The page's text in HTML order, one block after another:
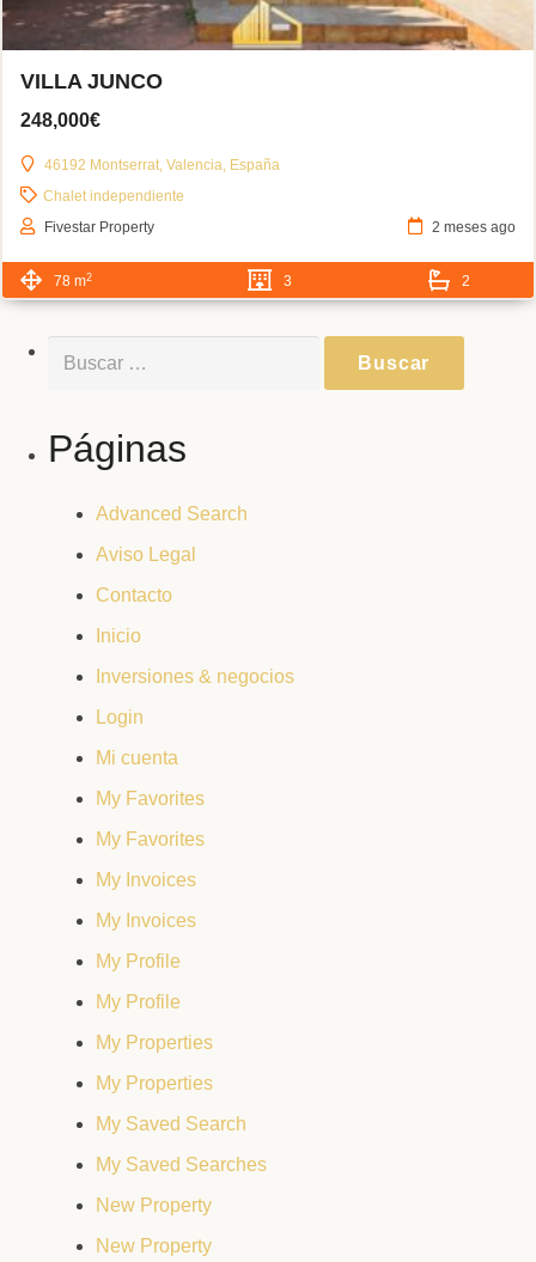
VILLA JUNCO
248,000€
46192 Montserrat, Valencia, España
Chalet independiente
Fivestar Property
2 meses ago
78 m2 3 2
Páginas
Advanced Search
Aviso Legal
Contacto
Inicio
Inversiones & negocios
Login
Mi cuenta
My Favorites
My Favorites
My Invoices
My Invoices
My Profile
My Profile
My Properties
My Properties
My Saved Search
My Saved Searches
New Property
New Property